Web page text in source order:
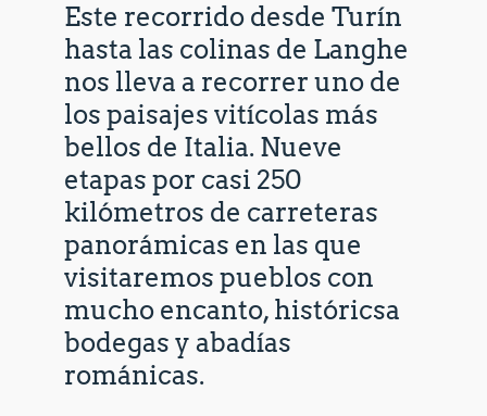
Este recorrido desde Turín
hasta las colinas de Langhe
nos lleva a recorrer uno de
los paisajes vitícolas más
bellos de Italia. Nueve
etapas por casi 250
kilómetros de carreteras
panorámicas en las que
visitaremos pueblos con
mucho encanto, históricsa
bodegas y abadías
románicas.